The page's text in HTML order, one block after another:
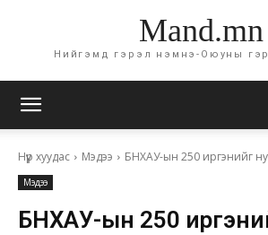
Mand.mn
Нийгэмд гэрэл нэмнэ-Оюуны
Нүүр хуудас Мэдээ БНХАУ-ын 250 иргэнийг
Мэдээ
БНХАУ-ын 250